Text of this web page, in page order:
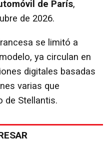
de París,
de 2026.
se limitó a
ya circulan en
digitales basadas
varias que
de Stellantis.